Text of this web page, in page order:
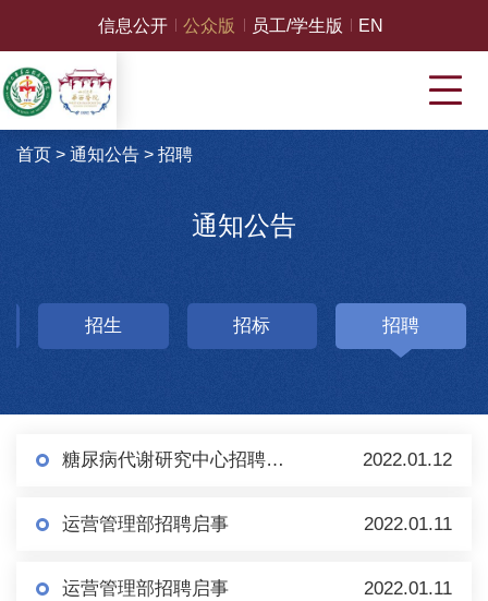
信息公开 公众版 员工/学生版 EN
首页 > 通知公告> 招聘
通知公告
招生 招标 招聘
糖尿病代谢研究中心招聘启事 2022.01.12
运营管理部招聘启事 2022.01.11
运营管理部招聘启事 2022.01.11